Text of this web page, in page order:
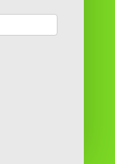
de votre
pour